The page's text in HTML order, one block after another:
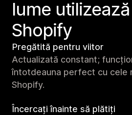
lume
Shopify
Pregătită pentru viitor
Actualizată constant;
întotdeauna perfect cu cele
Shopify.
Încercați înainte să plătiți